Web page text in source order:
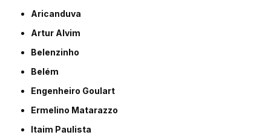
Aricanduva
Artur Alvim
Belenzinho
Belém
Engenheiro Goulart
Ermelino Matarazzo
Itaim Paulista